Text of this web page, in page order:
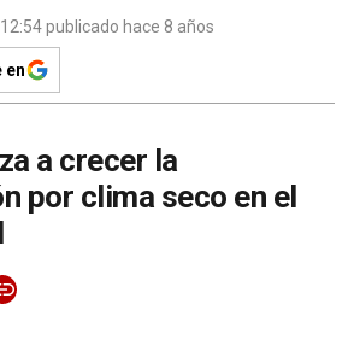
publicado hace 8 años
en
a crecer la
por clima seco en el